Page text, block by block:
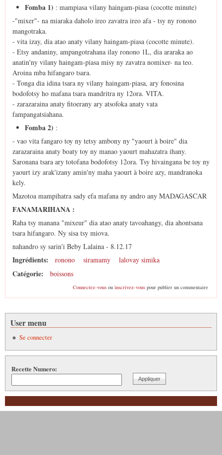
Fomba 1) : mampiasa vilany haingam-piasa (cocotte minute)
-"mixer"- na miaraka daholo ireo zavatra ireo afa - tsy ny ronono
mangotraka.
- vita izay, dia atao anaty vilany haingam-piasa (cocotte minute).
- Etsy andaniny, ampangotrahana ilay ronono 1L, dia araraka ao
anatin'ny vilany haingam-piasa misy ny zavatra nomixer- na teo.
Aroina mba hifangaro tsara.
- Tonga dia idina tsara ny vilany haingam-piasa, ary fonosina
bodofotsy ho mafana tsara mandritra ny 12ora. VITA.
- zarazaraina anaty fitoerany ary atsofoka anaty vata
fampangatsiahana.
Fomba 2) :
- vao vita fangaro toy ny tetsy ambony ny "yaourt à boire" dia
zarazaraina anaty boaty toy ny manao yaourt mahazatra ihany.
Saronana tsara ary totofana bodofotsy 12ora. Tsy hivaingana be toy ny
yaourt izy arak'izany amin'ny maha yaourt à boire azy, mandranoka
kely.
Mazotoa mampihatra sady efa mafana ny andro any MADAGASCAR
FANAMARIHANA :
Raha tsy manana "mixeur" dia atao anaty tavoahangy, dia ahontsana
tsara hifangaro. Ny sisa tsy miova.
nahandro sy sarin'i Beby Lalaina - 8.12.17
Ingrédients: ronono siramamy lalovay simika
Catégorie: boissons
Connectez-vousou inscrivez-vouspour publier un commentaire
User menu
Se connecter
Recette Numero: